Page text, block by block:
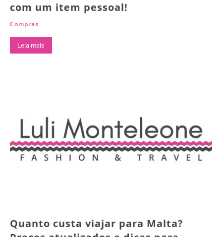
com um item pessoal!
Compras
Leia mais
Quanto custa viajar para Malta?